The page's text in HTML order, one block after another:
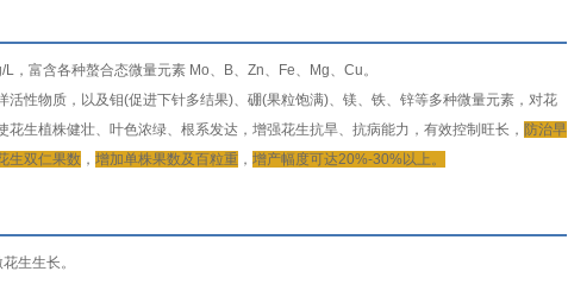
，富含各种螯合态微量元素 Mo、B、Zn、Fe、Mg、Cu。
活性物质，以及钼(促进下针多结果)、硼(果粒饱满)、镁、铁、锌等多种微量元素，对花
生植株健壮、叶色浓绿、根系发达，增强花生抗旱、抗病能力，有效控制旺长， 防治早
生双仁果数 ， 增加单株果数及百粒重， 增产幅度可达20%-30%以上。
生生长。